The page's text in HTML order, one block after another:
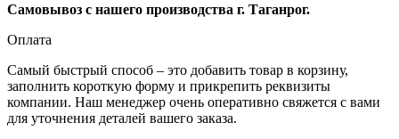
Самовывоз с нашего производства г. Таганрог.
Оплата
Самый быстрый способ – это добавить товар в корзину,
заполнить короткую форму и прикрепить реквизиты
компании. Наш менеджер очень оперативно свяжется с вами
для уточнения деталей вашего заказа.